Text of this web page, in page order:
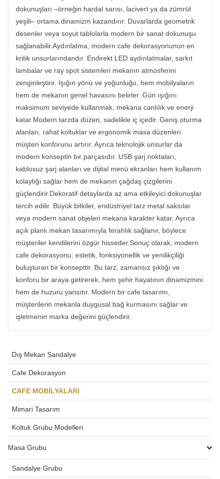
dokunuşları –örneğin hardal sarısı, lacivert ya da zümrüt
yeşili– ortama dinamizm kazandırır. Duvarlarda geometrik
desenler veya soyut tablolarla modern bir sanat dokunuşu
sağlanabilir.Aydınlatma, modern cafe dekorasyonunun en
kritik unsurlarındandır. Endirekt LED aydınlatmalar, sarkıt
lambalar ve ray spot sistemleri mekanın atmosferini
zenginleştirir. Işığın yönü ve yoğunluğu, hem mobilyaların
hem de mekanın genel havasını belirler. Gün ışığını
maksimum seviyede kullanmak, mekana canlılık ve enerji
katar.Modern tarzda düzen, sadelikle iç içedir. Geniş oturma
alanları, rahat koltuklar ve ergonomik masa düzenleri
müşteri konforunu artırır. Ayrıca teknolojik unsurlar da
modern konseptin bir parçasıdır. USB şarj noktaları,
kablosuz şarj alanları ve dijital menü ekranları hem kullanım
kolaylığı sağlar hem de mekanın çağdaş çizgilerini
güçlendirir.Dekoratif detaylarda az ama etkileyici dokunuşlar
tercih edilir. Büyük bitkiler, endüstriyel tarz metal saksılar
veya modern sanat objeleri mekana karakter katar. Ayrıca
açık planlı mekan tasarımıyla ferahlık sağlanır, böylece
müşteriler kendilerini özgür hisseder.Sonuç olarak, modern
cafe dekorasyonu; estetik, fonksiyonellik ve yenilikçiliği
buluşturan bir konsepttir. Bu tarz, zamansız şıklığı ve
konforu bir araya getirerek, hem şehir hayatının dinamizmini
hem de huzuru yansıtır. Modern bir cafe tasarımı,
müşterilerin mekanla duygusal bağ kurmasını sağlar ve
işletmenin marka değerini güçlendirir.
Dış Mekan Sandalye
Cafe Dekorasyon
CAFE MOBİLYALARI
Mimari Tasarım
Koltuk Grubu Modelleri
Masa Grubu
Sandalye Grubu